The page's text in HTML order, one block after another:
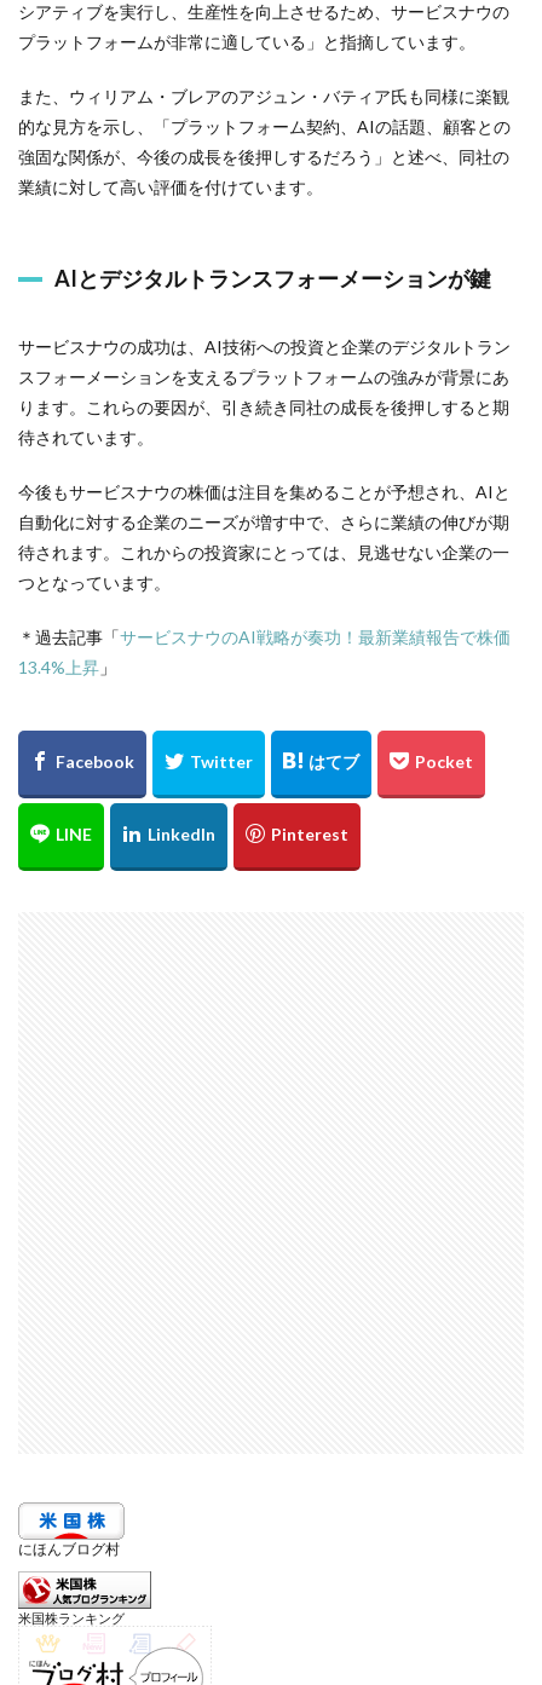
シアティブを実行し、生産性を向上させるため、サービスナウの
プラットフォームが非常に適している」と指摘しています。
また、ウィリアム・ブレアのアジュン・バティア氏も同様に楽観
的な見方を示し、「プラットフォーム契約、AIの話題、顧客との
強固な関係が、今後の成長を後押しするだろう」と述べ、同社の
業績に対して高い評価を付けています。
AIとデジタルトランスフォーメーションが鍵
サービスナウの成功は、AI技術への投資と企業のデジタルトラン
スフォーメーションを支えるプラットフォームの強みが背景にあ
ります。これらの要因が、引き続き同社の成長を後押しすると期
待されています。
今後もサービスナウの株価は注目を集めることが予想され、AIと
自動化に対する企業のニーズが増す中で、さらに業績の伸びが期
待されます。これからの投資家にとっては、見逃せない企業の一
つとなっています。
＊過去記事「サービスナウのAI戦略が奏功！最新業績報告で株価
13.4%上昇 」
にほんブログ村
米国株ランキング